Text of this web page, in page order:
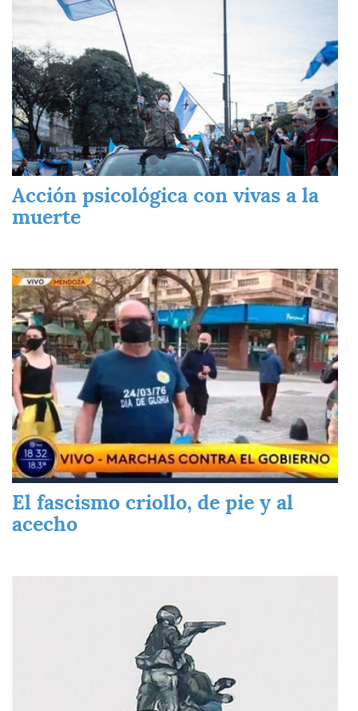
Acción psicológica con vivas a la
muerte
Imagen
El fascismo criollo, de pie y al
acecho